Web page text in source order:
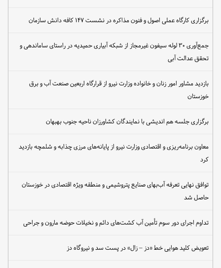
برگزاری کارگاه عملی اصول و فنون مذاکره در نشست ۱۴۷ کافه دانش سازمان
جمع‌آوری ۳۰ لوله سیفون غیرمجاز از شبکه آبیاری حمیدیه در راستای ساماندهی و
تحقق عدالت آبی
بازدید مشاور امور زنان و خانواده وزارت نیرو از قرارگاه اربعین صنعت آب و برق
خوزستان
برگزاری جلسه هم اندیشی با نمایندگان کشاورزان ناحیه جنوب بهبهان
معاون برنامه‌ریزی و اقتصادی وزارت نیرو از پایانه‌های مرزی چذابه و شلمچه بازدید
کرد
توافق نهایی تعرفه آب‌بهای صنایع پتروشیمی و منطقه ویژه اقتصادی در خوزستان
حاصل شد
تداوم اجرای دور سوم تأمین آب کشت‌های دائم و نخیلات حوضه مارون و جراحی
تعویض کلید هوایی خط «دز – زال» در پست سد و نیروگاه دز